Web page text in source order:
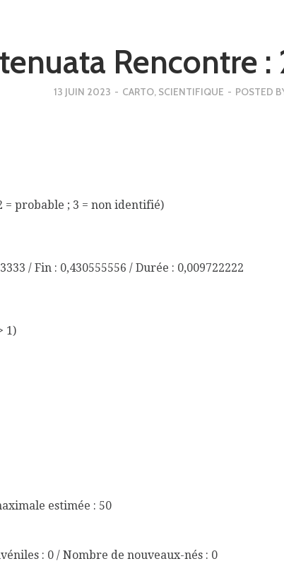
Rencontre
13 JUIN 2023 - CARTO, SCIENTIFIQUE - POSTED
probable ; 3 = non identifié)
/ Fin : 0,430555556 / Durée : 0,009722222
1)
estimée : 50
: 0 / Nombre de nouveaux-nés : 0